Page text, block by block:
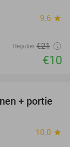
9.6 star
Regulier €21
€10
37%
+ portie
10.0 star